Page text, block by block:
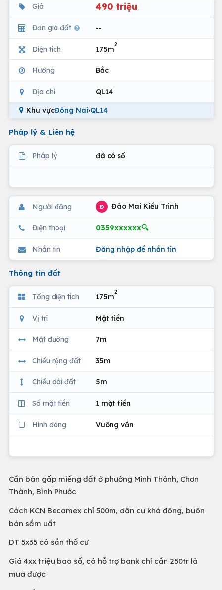
Giá 490 triệu
Đơn giá đất --
Diện tích 175m
2
Hướng Bắc
Địa chỉ QL14
Khu vựcĐồng Nai›QL14
Pháp lý & Liên hệ
Pháp lý đã có sổ
Người đăng Đ Đào Mai Kiều Trinh
Điện thoại 0359xxxxxx🔍
Nhắn tin Đăng nhập để nhắn tin
Thông tin đất
Tổng diện tích 175m
2
Vị trí Mặt tiền
Mặt đường 7m
Chiều rộng đất 35m
Chiều dài đất 5m
Số mặt tiền 1 mặt tiền
Hình dáng Vuông vắn
Cần bán gấp miếng đất ở phường Minh Thành, Chơn
Thành, Bình Phước
Cách KCN Becamex chỉ 500m, dân cư khá đông, buôn
bán sầm uất
DT 5x35 có sẵn thổ cư
Giá 4xx triệu bao sổ, có hỗ trợ bank chỉ cần 250tr là
mua được